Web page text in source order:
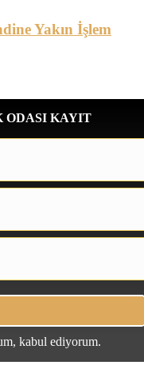
Yakın İşlem
ODASI KAYIT
kabul ediyorum.